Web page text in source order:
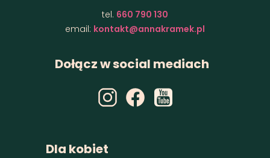
Dla kobiet
tel. 660 790 130
email: kontakt@annakramek.pl
Dołącz w social mediach